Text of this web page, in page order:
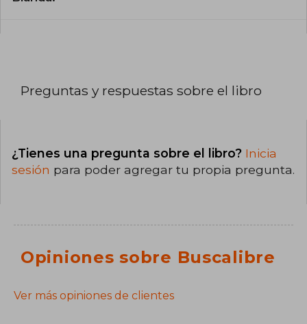
Preguntas y respuestas sobre el libro
¿Tienes una pregunta sobre el libro? Inicia
sesión para poder agregar tu propia pregunta.
Opiniones sobre Buscalibre
Ver más opiniones de clientes